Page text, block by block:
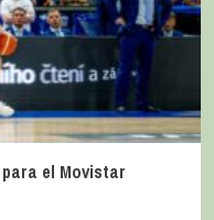
el Movistar